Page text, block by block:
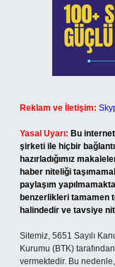
Reklam ve İletişim:
Yasal Uyarı: Bu
şirketi ile hiçbir
hazırladığımız
haber niteliği
paylaşım
benzerlikleri tamamen
halindedir ve tavsiye
Sitemiz, 5651 Sayılı
Kurumu (BTK)
vermektedir. Bu